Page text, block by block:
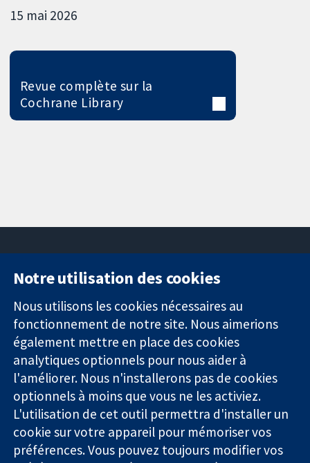
15 mai 2026
Revue complète sur la
Cochrane Library
Des données
probantes.
Des décisions
éclairées.
Une meilleure
santé.
11-13 Cavendish
Square
Londres
W1G0AN
Royaume-Uni
nous
Actualités
Service de
presse
Qui sommes-
nous
Offres
d'emploi
Library
Notre utilisation des cookies
Nous utilisons les cookies nécessaires au
fonctionnement de notre site. Nous aimerions
également mettre en place des cookies
analytiques optionnels pour nous aider à
l'améliorer. Nous n'installerons pas de cookies
optionnels à moins que vous ne les activiez.
L'utilisation de cet outil permettra d'installer un
cookie sur votre appareil pour mémoriser vos
préférences. Vous pouvez toujours modifier vos